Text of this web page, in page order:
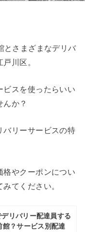
とさまざまなデリバ
川区。
ビスを使ったらいい
か？
バリーサービスの特
格やクーポンについ
てください。
リバリー配達員する
？サービス別配達